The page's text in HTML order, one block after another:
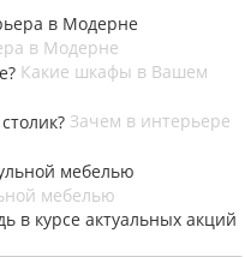
в Модерне
Какие шкафы в Вашем
Зачем в интерьере
мебелью
в курсе актуальных акций